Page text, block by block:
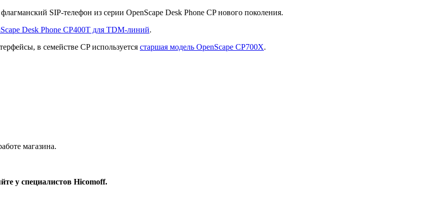
SIP-телефон из серии OpenScape Desk Phone CP нового поколения.
Desk Phone CP400T для TDM-линий.
в семействе CP используется старшая модель OpenScape CP700X.
магазина.
у специалистов Hicomoff.